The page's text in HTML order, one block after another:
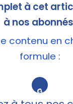
à cet
à nos
contenu en
formule :
🔒